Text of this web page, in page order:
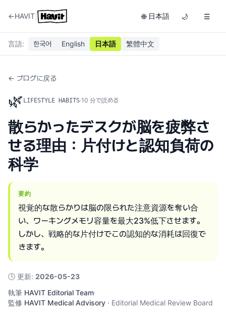
←HAVIT 🌐 日本語 🌙 ☰
言語: 한국어 English 日本語 繁體中文
← ブログに戻る
🌿 LIFESTYLE HABITS·10 分で読める
散らかったデスクが脳を疲弊さ
せる理由：片付けと認知負荷の
科学
要約
視覚的な散らかりは脳の限られた注意資源を奪い合
い、ワーキングメモリ容量を最大23%低下させます。
しかし、戦略的な片付けでこの認知的な消耗は回復で
きます。
🕓 更新: 2026-05-23
執筆 HAVIT Editorial Team·
監修 HAVIT Medical Advisory · Editorial Medical Review Board